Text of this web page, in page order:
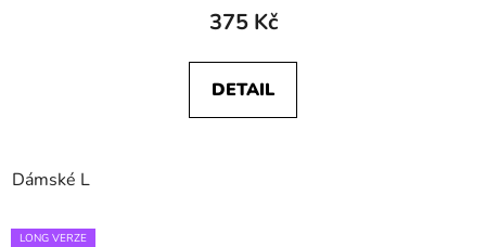
375 Kč
DETAIL
Dámské L
LONG VERZE